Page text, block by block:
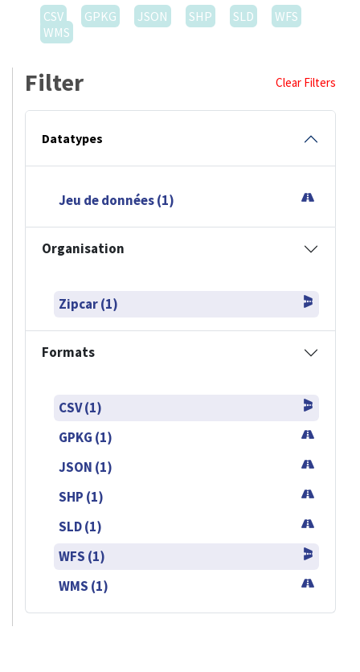
CSV
GPKG JSON SHP SLD
WFS
WMS
Filter Clear Filters
Datatypes
Jeu de données (1)
Organisation
Zipcar (1)
Formats
CSV (1)
GPKG (1)
JSON (1)
SHP (1)
SLD (1)
WFS (1)
WMS (1)